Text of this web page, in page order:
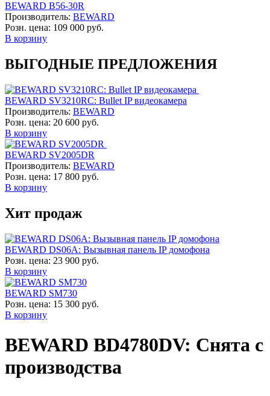
BEWARD B56-30R
Производитель: BEWARD
Розн. цена: 109 000 руб.
В корзину
ВЫГОДНЫЕ ПРЕДЛОЖЕНИЯ
BEWARD SV3210RC: Bullet IP видеокамера
Производитель: BEWARD
Розн. цена: 20 600 руб.
В корзину
BEWARD SV2005DR
Производитель: BEWARD
Розн. цена: 17 800 руб.
В корзину
Хит продаж
BEWARD DS06A: Вызывная панель IP домофона
Розн. цена: 23 900 руб.
В корзину
BEWARD SM730
Розн. цена: 15 300 руб.
В корзину
BEWARD BD4780DV: Снята с
производства